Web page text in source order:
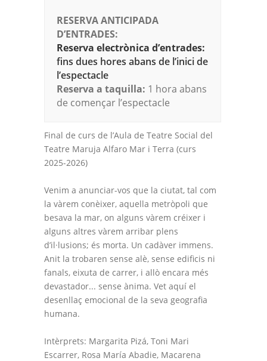
RESERVA ANTICIPADA
D’ENTRADES:
Reserva electrònica d’entrades:
fins dues hores abans de l’inici de
l’espectacle
Reserva a taquilla: 1 hora abans
de començar l’espectacle
Final de curs de l’Aula de Teatre Social del
Teatre Maruja Alfaro Mar i Terra (curs
2025-2026)
Venim a anunciar-vos que la ciutat, tal com
la vàrem conèixer, aquella metròpoli que
besava la mar, on alguns vàrem créixer i
alguns altres vàrem arribar plens
d’il·lusions; és morta. Un cadàver immens.
Anit la trobaren sense alè, sense edificis ni
fanals, eixuta de carrer, i allò encara més
devastador... sense ànima. Vet aquí el
desenllaç emocional de la seva geografia
humana.
Intèrprets: Margarita Pizá, Toni Mari
Escarrer, Rosa María Abadie, Macarena